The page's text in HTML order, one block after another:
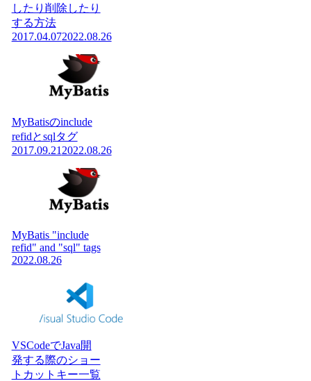
したり削除したり
する方法
2017.04.072022.08.26
MyBatisのinclude
refidとsqlタグ
2017.09.21 2022.08.26
MyBatis "include
refid" and "sql" tags
2022.08.26
VSCodeでJava開
発する際のショー
トカットキー一覧